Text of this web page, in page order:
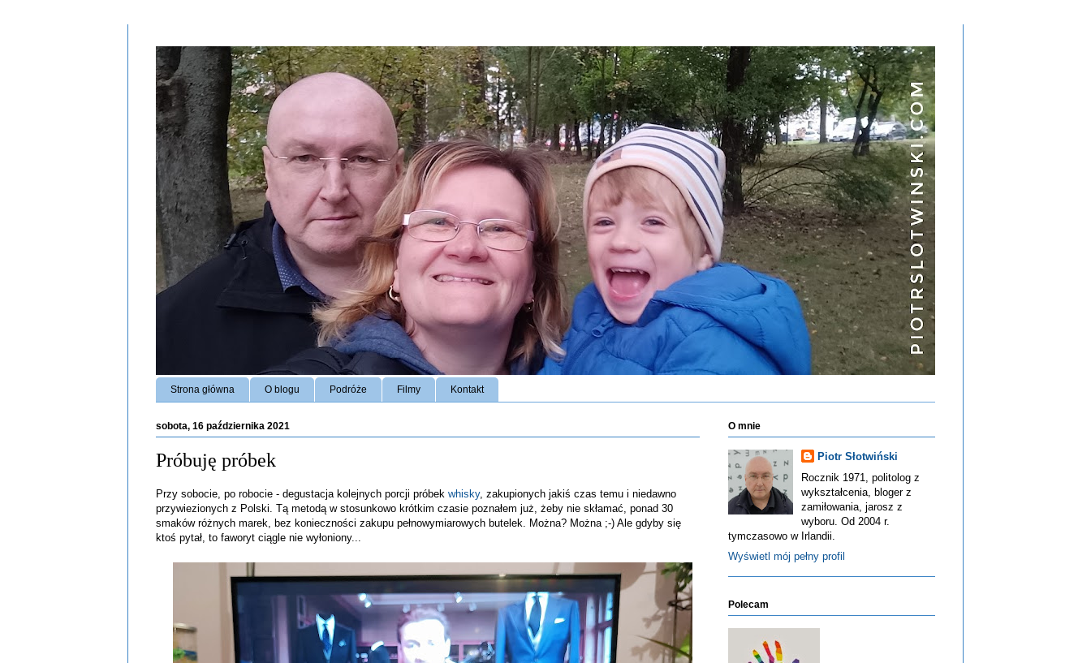
Strona główna O blogu Podróże Filmy Kontakt
sobota, 16 października 2021
Próbuję próbek
Przy sobocie, po robocie - degustacja kolejnych porcji próbek whisky, zakupionych jakiś czas temu i niedawno
przywiezionych z Polski. Tą metodą w stosunkowo krótkim czasie poznałem już, żeby nie skłamać, ponad 30
smaków różnych marek, bez konieczności zakupu pełnowymiarowych butelek. Można? Można ;-) Ale gdyby się
ktoś pytał, to faworyt ciągle nie wyłoniony...
O mnie
Piotr Słotwiński
Rocznik 1971, politolog z
wykształcenia, bloger z
zamiłowania, jarosz z
wyboru. Od 2004 r.
tymczasowo w Irlandii.
Wyświetl mój pełny profil
Polecam